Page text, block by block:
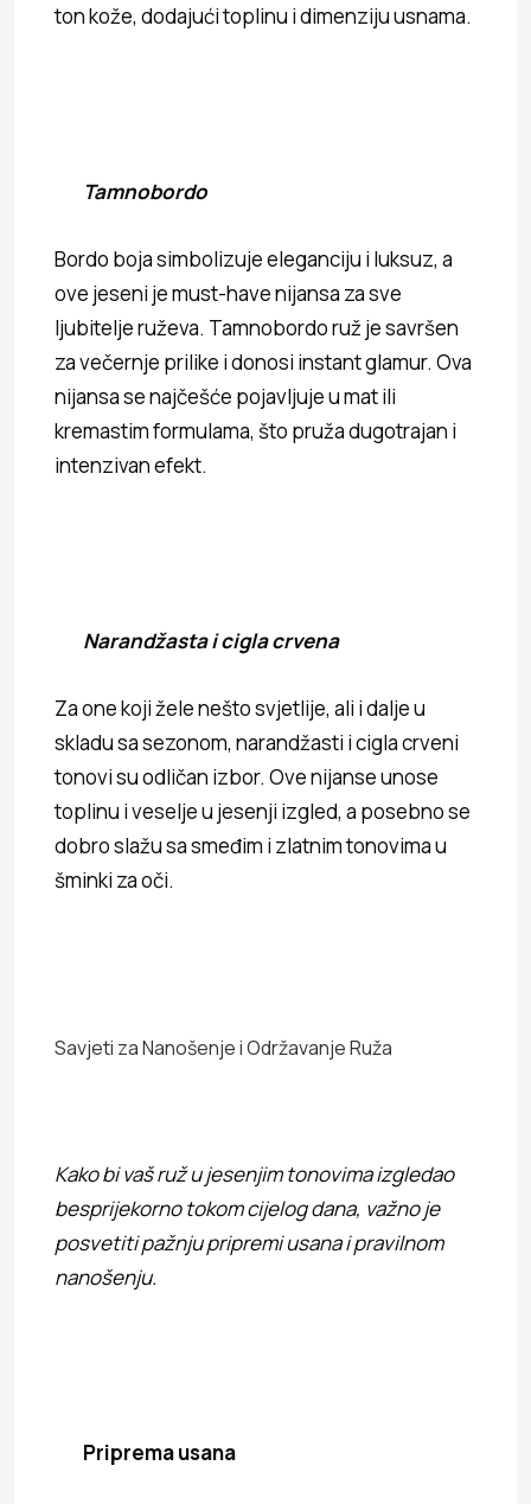
ton kože, dodajući toplinu i dimenziju usnama.
Tamnobordo
Bordo boja simbolizuje eleganciju i luksuz, a
ove jeseni je must-have nijansa za sve
ljubitelje ruževa. Tamnobordo ruž je savršen
za večernje prilike i donosi instant glamur. Ova
nijansa se najčešće pojavljuje u mat ili
kremastim formulama, što pruža dugotrajan i
intenzivan efekt.
Narandžasta i cigla crvena
Za one koji žele nešto svjetlije, ali i dalje u
skladu sa sezonom, narandžasti i cigla crveni
tonovi su odličan izbor. Ove nijanse unose
toplinu i veselje u jesenji izgled, a posebno se
dobro slažu sa smeđim i zlatnim tonovima u
šminki za oči.
Savjeti za Nanošenje i Održavanje Ruža
Kako bi vaš ruž u jesenjim tonovima izgledao
besprijekorno tokom cijelog dana, važno je
posvetiti pažnju pripremi usana i pravilnom
nanošenju.
Priprema usana